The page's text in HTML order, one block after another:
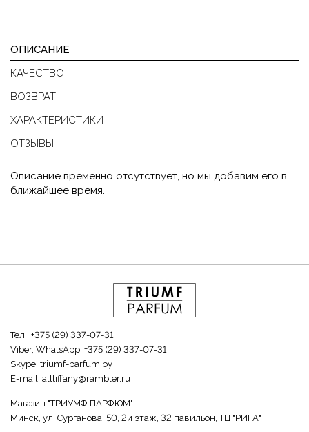
ОПИСАНИЕ
КАЧЕСТВО
ВОЗВРАТ
ХАРАКТЕРИСТИКИ
ОТЗЫВЫ
Описание временно отсутствует, но мы добавим его в
ближайшее время.
Тел.: +375 (29) 337-07-31
Viber, WhatsApp: +375 (29) 337-07-31
Skype: triumf-parfum.by
E-mail: alltiffany@rambler.ru
Магазин "ТРИУМФ ПАРФЮМ":
Минск, ул. Сурганова, 50, 2й этаж, 32 павильон, ТЦ "РИГА"